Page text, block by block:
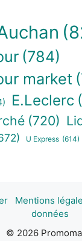
(784)
market
E.Leclerc
(720)
U Express (614)
Mentions
données
© 2026